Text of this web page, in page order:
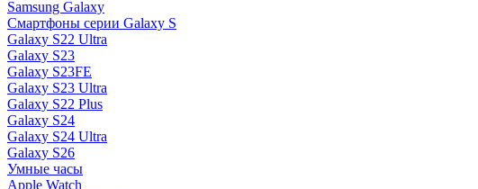
Samsung Galaxy
Смартфоны серии Galaxy S
Galaxy S22 Ultra
Galaxy S23
Galaxy S23FE
Galaxy S23 Ultra
Galaxy S22 Plus
Galaxy S24
Galaxy S24 Ultra
Galaxy S26
Умные часы
Apple Watch